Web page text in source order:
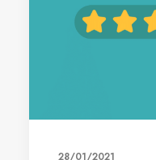
28/01/2021